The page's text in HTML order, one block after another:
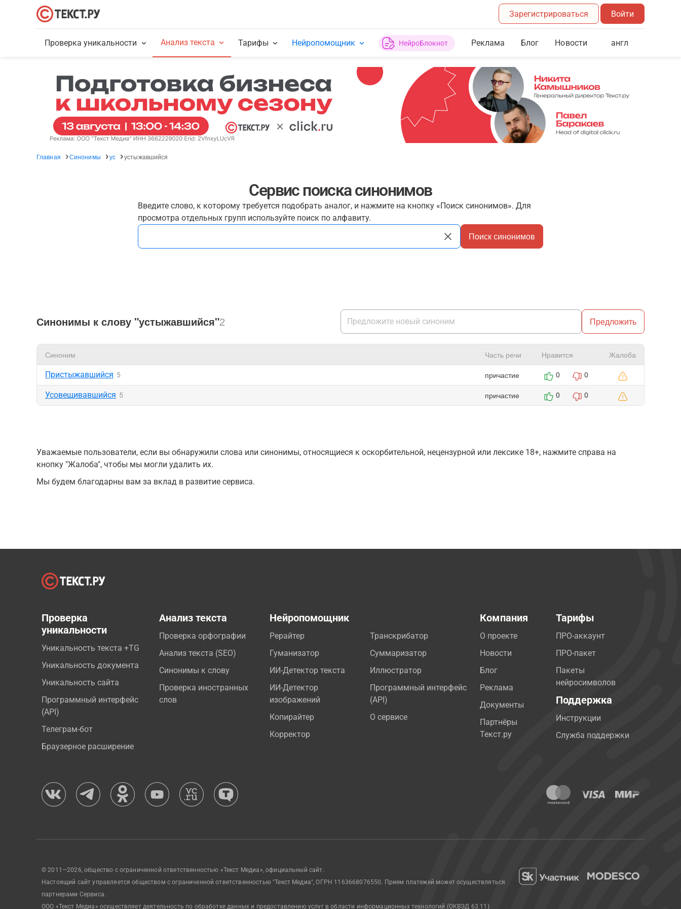
Зарегистрироваться Войти
Проверка уникальности Анализ текста Тарифы Нейропомощник НейроБлокнот Реклама Блог Новости англ
Главная Синонимы ус устыжавшийся
Сервис поиска синонимов
Введите слово, к которому требуется подобрать аналог, и нажмите на кнопку «Поиск синонимов». Для
просмотра отдельных групп используйте поиск по алфавиту.
Поиск синонимов
Синонимы к слову "устыжавшийся"2 Предложить
Синоним Часть речи Нравится Жалоба
Пристыжавшийся 5 причастие 0 0
Усовещивавшийся 5 причастие 0 0
Уважаемые пользователи, если вы обнаружили слова или синонимы, относящиеся к оскорбительной, нецензурной или лексике 18+, нажмите справа на
кнопку "Жалоба", чтобы мы могли удалить их.
Мы будем благодарны вам за вклад в развитие сервиса.
Проверка
уникальности
Уникальность текста +TG
Уникальность документа
Уникальность сайта
Программный интерфейс
(API)
Телеграм-бот
Браузерное расширение
Анализ текста
Проверка орфографии
Анализ текста (SEO)
Синонимы к слову
Проверка иностранных
слов
Нейропомощник
Рерайтер
Гуманизатор
ИИ-Детектор текста
ИИ-Детектор
изображений
Копирайтер
Корректор
Транскрибатор
Суммаризатор
Иллюстратор
Программный интерфейс
(API)
О сервисе
Компания
О проекте
Новости
Блог
Реклама
Документы
Партнёры
Текст.ру
Тарифы
ПРО-аккаунт
ПРО-пакет
Пакеты
нейросимволов
Поддержка
Инструкции
Служба поддержки
© 2011—2026, общество с ограниченной ответственностью «Текст Медиа», официальный сайт.
Настоящий сайт управляется обществом с ограниченной ответственностью "Текст Медиа", ОГРН 1163668076550. Прием платежей может осуществляться
партнерами Сервиса.
ООО «Текст Медиа» осуществляет деятельность по обработке данных и предоставлению услуг в области информационных технологий (ОКВЭД 63.11)